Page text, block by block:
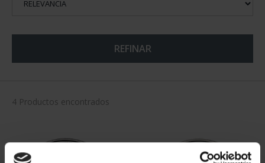
REFINAR
4 Productos encontrados